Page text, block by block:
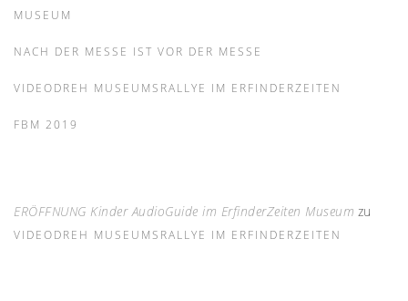
MUSEUM
NACH DER MESSE IST VOR DER MESSE
VIDEODREH MUSEUMSRALLYE IM ERFINDERZEITEN
FBM 2019
ERÖFFNUNG Kinder AudioGuide im ErfinderZeiten Museum zu
VIDEODREH MUSEUMSRALLYE IM ERFINDERZEITEN